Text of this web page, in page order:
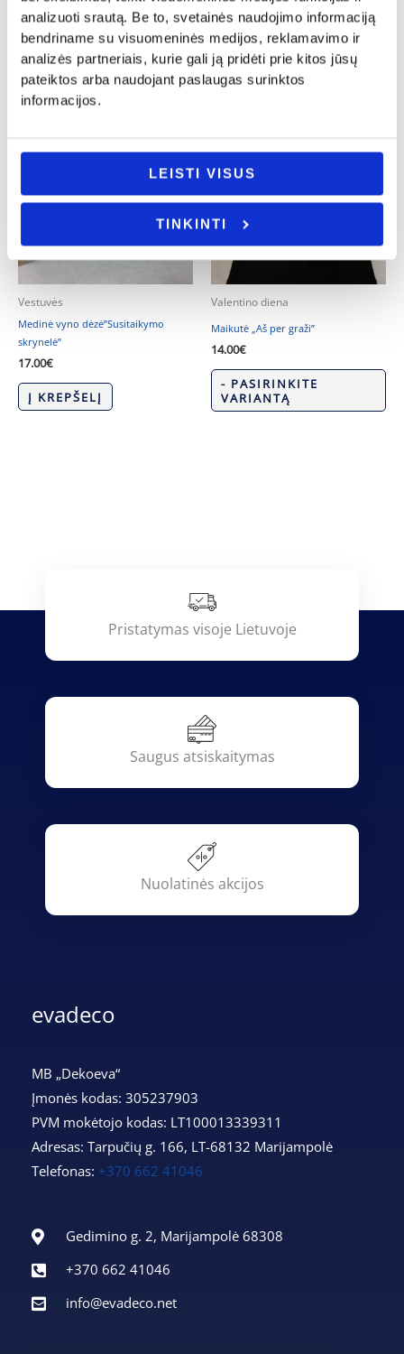
analizuoti srautą. Be to, svetainės naudojimo informaciją
bendriname su visuomeninės medijos, reklamavimo ir
analizės partneriais, kurie gali ją pridėti prie kitos jūsų
pateiktos arba naudojant paslaugas surinktos
informacijos.
LEISTI VISUS
TINKINTI
Į KREPŠELĮ
- PASIRINKITE
VARIANTĄ
Vestuvės
Medinė vyno dėzė”Susitaikymo
skrynelė”
17.00€
Į KREPŠELĮ
Valentino diena
Maikutė „Aš per graži”
14.00€
- PASIRINKITE
VARIANTĄ
Pristatymas visoje Lietuvoje
Saugus atsiskaitymas
Nuolatinės akcijos
evadeco
MB „Dekoeva“
Įmonės kodas: 305237903
PVM mokėtojo kodas: LT100013339311
Adresas: Tarpučių g. 166, LT-68132 Marijampolė
Telefonas: +370 662 41046
Gedimino g. 2, Marijampolė 68308
+370 662 41046
info@evadeco.net